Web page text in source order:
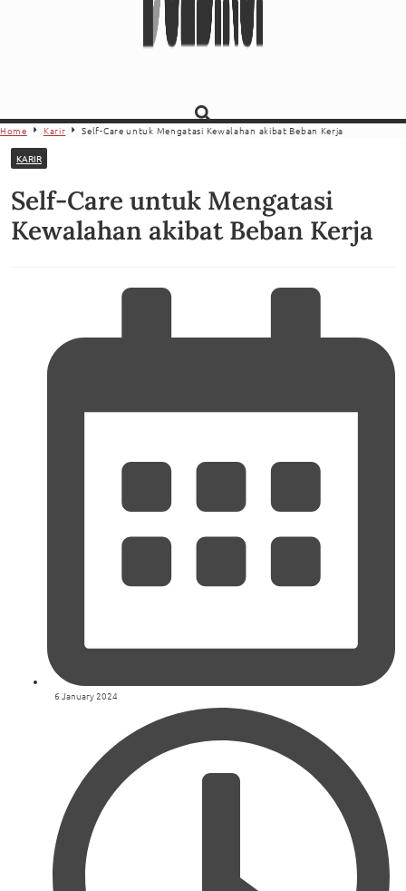
Home Karir Self-Care untuk Mengatasi Kewalahan akibat Beban Kerja
KARIR
Self-Care untuk Mengatasi
Kewalahan akibat Beban Kerja
6 January 2024